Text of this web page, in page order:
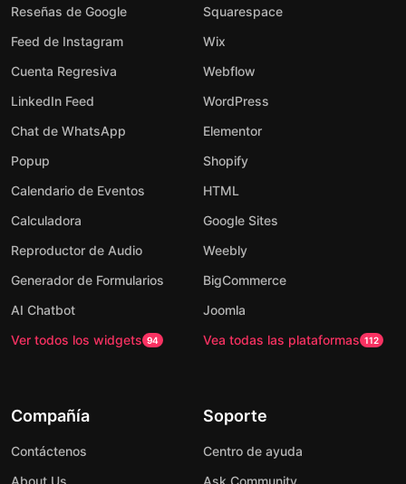
Reseñas de Google
Feed de Instagram
Cuenta Regresiva
LinkedIn Feed
Chat de WhatsApp
Popup
Calendario de Eventos
Calculadora
Reproductor de Audio
Generador de Formularios
AI Chatbot
Ver todos los widgets 94
Squarespace
Wix
Webflow
WordPress
Elementor
Shopify
HTML
Google Sites
Weebly
BigCommerce
Joomla
Vea todas las plataformas 112
Compañía
Contáctenos
About Us
Soporte
Centro de ayuda
Ask Community